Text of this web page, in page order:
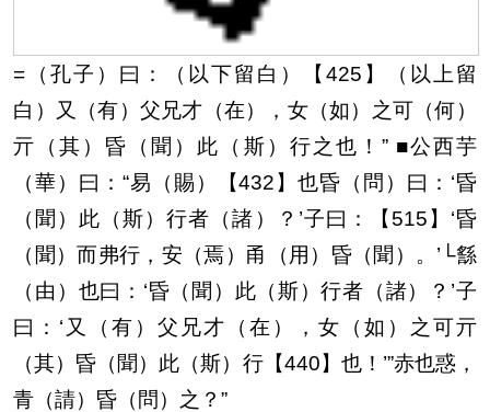
=（孔子）曰： （以下留白） 【425】
（以上留
白） 又（有）父兄才（在），女（如）之可（何）
亓（其）昏（聞）此（斯）行之也！” ■公西芋
（華）曰：“易（賜）
【432】也昏（問）曰：‘昏
（聞）此（斯）行者（諸）？’子曰：【515】‘昏
（聞）而弗行，安（焉）甬（用）昏（聞）。’└䌛
（由）也曰：‘昏（聞）此（斯）行者（諸）？’子
曰：‘又（有）父兄才（在），女（如）之可亓
（其）昏（聞）此（斯）行【440】 也！ ’”赤也惑，
青（請）昏（問）之？”